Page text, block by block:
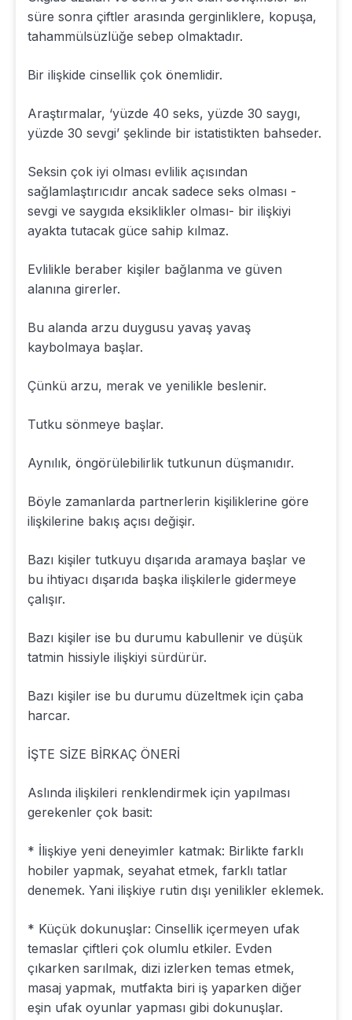
süre sonra çiftler arasında gerginliklere, kopuşa,
tahammülsüzlüğe sebep olmaktadır.
Bir ilişkide cinsellik çok önemlidir.
Araştırmalar, ‘yüzde 40 seks, yüzde 30 saygı,
yüzde 30 sevgi’ şeklinde bir istatistikten bahseder.
Seksin çok iyi olması evlilik açısından
sağlamlaştırıcıdır ancak sadece seks olması -
sevgi ve saygıda eksiklikler olması- bir ilişkiyi
ayakta tutacak güce sahip kılmaz.
Evlilikle beraber kişiler bağlanma ve güven
alanına girerler.
Bu alanda arzu duygusu yavaş yavaş
kaybolmaya başlar.
Çünkü arzu, merak ve yenilikle beslenir.
Tutku sönmeye başlar.
Aynılık, öngörülebilirlik tutkunun düşmanıdır.
Böyle zamanlarda partnerlerin kişiliklerine göre
ilişkilerine bakış açısı değişir.
Bazı kişiler tutkuyu dışarıda aramaya başlar ve
bu ihtiyacı dışarıda başka ilişkilerle gidermeye
çalışır.
Bazı kişiler ise bu durumu kabullenir ve düşük
tatmin hissiyle ilişkiyi sürdürür.
Bazı kişiler ise bu durumu düzeltmek için çaba
harcar.
İŞTE SİZE BİRKAÇ ÖNERİ
Aslında ilişkileri renklendirmek için yapılması
gerekenler çok basit:
* İlişkiye yeni deneyimler katmak: Birlikte farklı
hobiler yapmak, seyahat etmek, farklı tatlar
denemek. Yani ilişkiye rutin dışı yenilikler eklemek.
* Küçük dokunuşlar: Cinsellik içermeyen ufak
temaslar çiftleri çok olumlu etkiler. Evden
çıkarken sarılmak, dizi izlerken temas etmek,
masaj yapmak, mutfakta biri iş yaparken diğer
eşin ufak oyunlar yapması gibi dokunuşlar.